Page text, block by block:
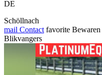
DE
Schöllnach
mail Contact favorite Bewaren
Blikvangers